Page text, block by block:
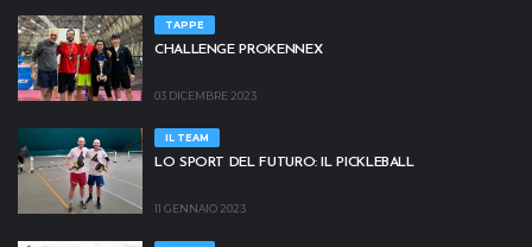
TAPPE
CHALLENGE PROKENNEX
03 DICEMBRE 2023
IL TEAM
LO SPORT DEL FUTURO: IL PICKLEBALL
11 GENNAIO 2023